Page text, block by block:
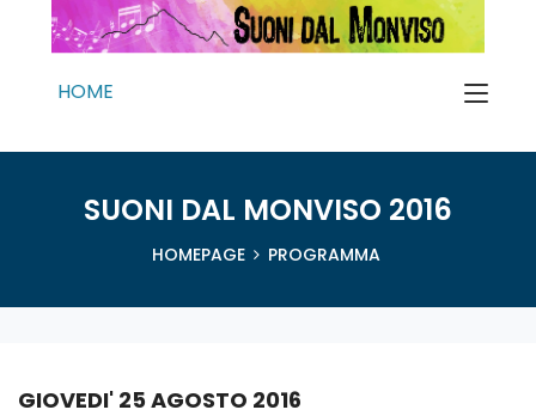
HOME
SUONI DAL MONVISO 2016
HOMEPAGE PROGRAMMA
GIOVEDI' 25 AGOSTO 2016